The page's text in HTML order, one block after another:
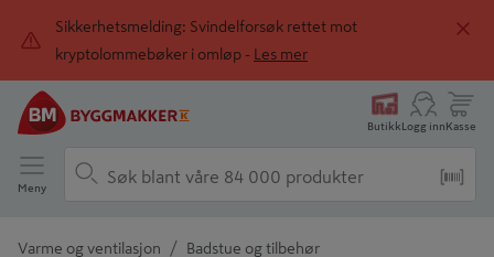
Sikkerhetsmelding: Svindelforsøk rettet mot
kryptolommebøker i omløp -
Les mer
ButikkLogg innKasse
Meny
Varme og ventilasjon Badstue og tilbehør